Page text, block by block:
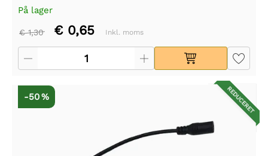
På lager
€ 1,30 € 0,65 Inkl. moms
REDUCERET
-50 %